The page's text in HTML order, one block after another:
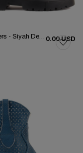
Sail Lakers - Siyah Deri Fermuarlı Kadın Bot 105-5068-H1338Z 0.00 USD